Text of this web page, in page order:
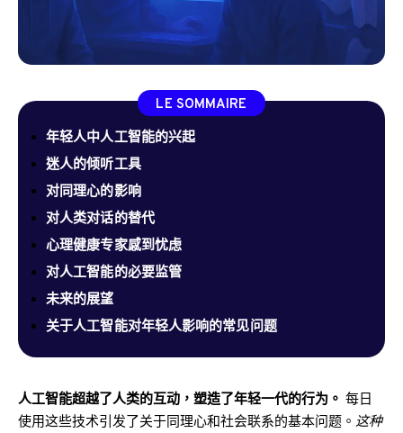
LE SOMMAIRE
年轻人中人工智能的兴起
迷人的倾听工具
对同理心的影响
对人类对话的替代
心理健康专家感到忧虑
对人工智能的必要监管
未来的展望
关于人工智能对年轻人影响的常见问题
人工智能超越了人类的互动，塑造了年轻一代的行为。 每日
使用这些技术引发了关于同理心和社会联系的基本问题。 这种